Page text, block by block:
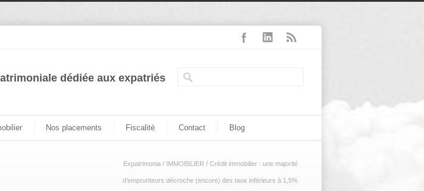
dédiée aux expatriés
Nos placements Fiscalité Contact Blog
Expatrimonia / IMMOBILIER / Crédit immobilier : une majorité
d’emprunteurs décroche (encore) des taux inférieurs à 1,5%